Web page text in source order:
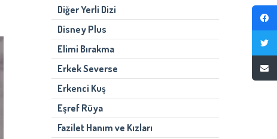
Diğer Yerli Dizi
Disney Plus
Elimi Bırakma
Erkek Severse
Erkenci Kuş
Eşref Rüya
Fazilet Hanım ve Kızları